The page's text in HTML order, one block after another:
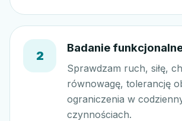
2
Badanie
Sprawdzam ruch, siłę,
równowagę, tolerancję
ograniczenia w
czynnościach.